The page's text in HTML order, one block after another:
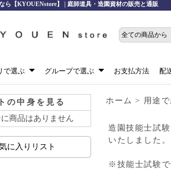
ら【KYOUENstore】 | 庭師道具・造園資材の販売と通販
で選ぶ グループで選ぶ お支払方法 配
ホーム > 用途
造園技能士試
いたしました。
※技能士試験で
の中身を見る
商品はありません
に入りリスト